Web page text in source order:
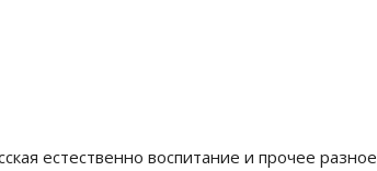
естественно воспитание и прочее разное